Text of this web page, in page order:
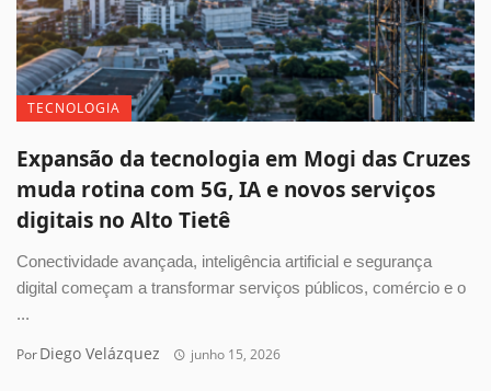
TECNOLOGIA
Expansão da tecnologia em Mogi das Cruzes
muda rotina com 5G, IA e novos serviços
digitais no Alto Tietê
Conectividade avançada, inteligência artificial e segurança
digital começam a transformar serviços públicos, comércio e o
...
PorDiego Velázquez junho 15, 2026